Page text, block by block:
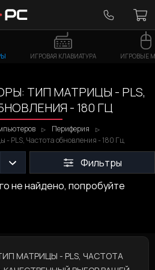
ИГРОВАЯ КЛАВИАТУРА ИГРОВЫЕ
ТИП МАТРИЦЫ - PLS,
- 180 ГЦ
Периферия
PLS, Частота обновления - 180 Гц
Фильтры
не найдено, попробуйте
МАТРИЦЫ - PLS, ЧАСТОТА